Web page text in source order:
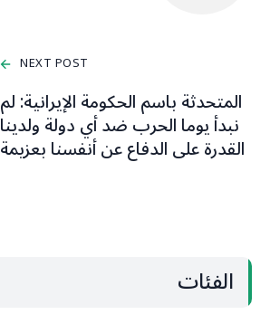
NEXT POST
المتحدثة باسم الحكومة الإيرانية: لم
نبدأ يوما الحرب ضد أي دولة ولدينا
القدرة على الدفاع عن أنفسنا بعزيمة
الفئات